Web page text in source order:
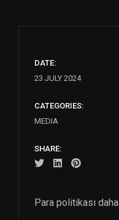
DATE:
23 JULY 2024
CATEGORIES:
MEDIA
SHARE:
Para politikası